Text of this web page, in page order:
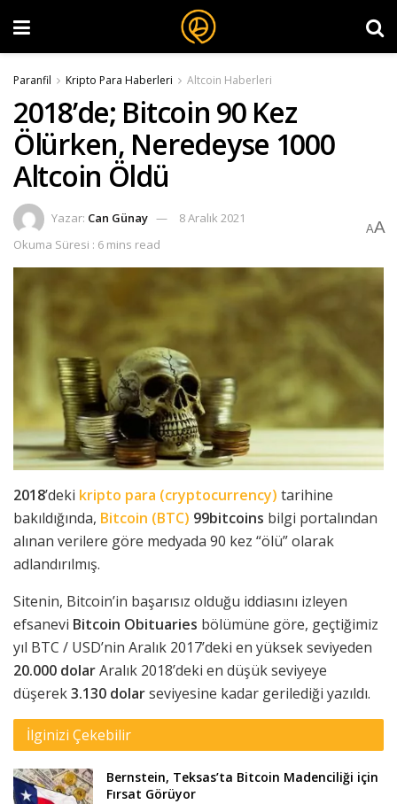
Paranfil Kripto Para Haberleri Altcoin Haberleri
2018’de; Bitcoin 90 Kez
Ölürken, Neredeyse 1000
Altcoin Öldü
Yazar: Can Günay
8 Aralık 2021
Okuma Süresi : 6 mins read
AA
2018’deki kripto para (cryptocurrency) tarihine
bakıldığında, Bitcoin (BTC) 99bitcoins bilgi portalından
alınan verilere göre medyada 90 kez “ölü” olarak
adlandırılmış.
Sitenin, Bitcoin’in başarısız olduğu iddiasını izleyen
efsanevi Bitcoin Obituaries bölümüne göre, geçtiğimiz
yıl BTC / USD’nin Aralık 2017’deki en yüksek seviyeden
20.000 dolarAralık 2018’deki en düşük seviyeye
düşerek3.130 dolarseviyesine kadar gerilediği yazıldı.
İlginizi Çekebilir
Bernstein, Teksas’ta Bitcoin Madenciliği için
Fırsat Görüyor